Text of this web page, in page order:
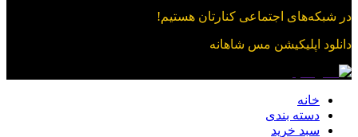
در شبکه‌های اجتماعی کنارتان هستیم!
دانلود اپلیکیشن مس شاهانه
خانه
دسته بندی
سبد خرید